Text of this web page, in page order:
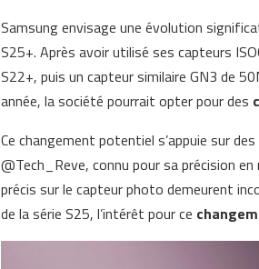
Samsung envisage une évolution
S25+. Après avoir utilisé ses capteurs
S22+, puis un capteur similaire GN3 de
année, la société pourrait opter pour des
Ce changement potentiel s’appuie sur
@Tech_Reve, connu pour sa précision
précis sur le capteur photo demeurent
de la série S25, l’intérêt pour ce